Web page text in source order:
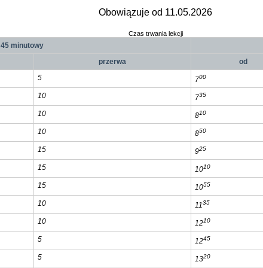
Obowiązuje od 11.05.2026
Czas trwania lekcji
45minutowy
przerwa od
5 700
10 735
10 810
10 850
15 925
15 1010
15 1055
10 1135
10 1210
5 1245
5 1320